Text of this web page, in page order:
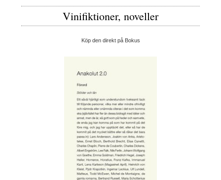
Vinifiktioner, noveller
Köp den direkt på Bokus